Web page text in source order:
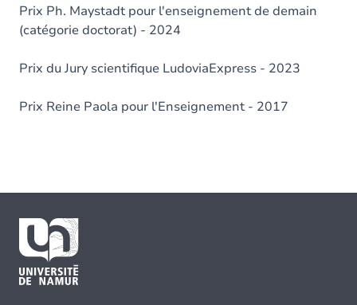
Prix Ph. Maystadt pour l'enseignement de demain
(catégorie doctorat) - 2024
Prix du Jury scientifique LudoviaExpress - 2023
Prix Reine Paola pour l'Enseignement - 2017